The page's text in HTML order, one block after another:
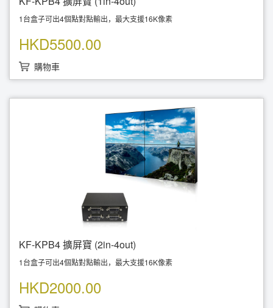
1台盒子可出4個點對點輸出，最大支援16K像素
4台盒子支援 4x4 (7680x4800@60Hz ~ 120Hz)
4台盒子支援 2x8 (15360x2400@60Hz ~ 120Hz)
支援1x DP1.4 输入；4x HDMI 1.4輸出
支援橫向或縱向顯示模式
即插即用，快速安裝無需使用驅動
HKD5500.00
購物車
KF-KPB4 擴屏寶 (2in-4out)
1台盒子可出4個點對點輸出，最大支援16K像素
支援4台高清1920x1080
將電腦兩個顯示變四個顯示
將電腦四個顯示變八個顯示
HKD2000.00